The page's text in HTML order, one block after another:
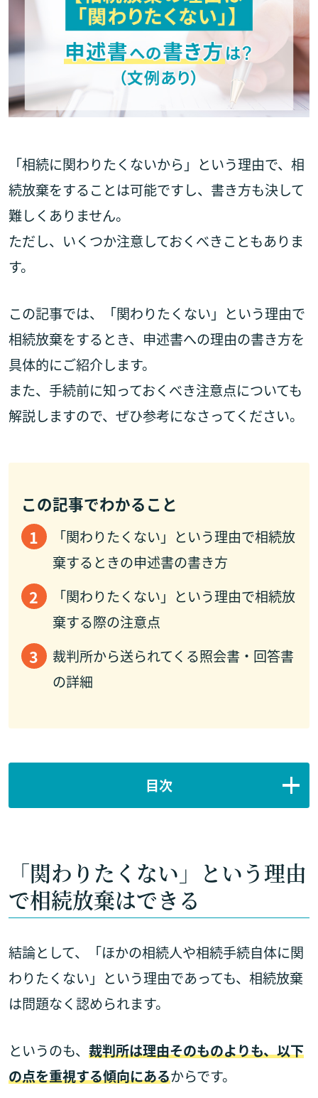
「相続に関わりたくないから」という理由で、相
続放棄をすることは可能ですし、書き方も決して
難しくありません。
ただし、いくつか注意しておくべきこともありま
す。
この記事では、「関わりたくない」という理由で
相続放棄をするとき、申述書への理由の書き方を
具体的にご紹介します。
また、手続前に知っておくべき注意点についても
解説しますので、ぜひ参考になさってください。
この記事でわかること
「関わりたくない」という理由で相続放
棄するときの申述書の書き方
「関わりたくない」という理由で相続放
棄する際の注意点
裁判所から送られてくる照会書・回答書
の詳細
目次
「関わりたくない」という理由
で相続放棄はできる
結論として、「ほかの相続人や相続手続自体に関
わりたくない」という理由であっても、相続放棄
は問題なく認められます。
というのも、 裁判所は理由そのものよりも、以下
の点を重視する傾向にあるからです。